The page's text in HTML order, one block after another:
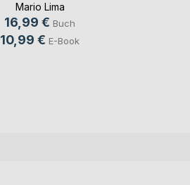
Mario Lima
16,99 € Buch
10,99 € E-Book